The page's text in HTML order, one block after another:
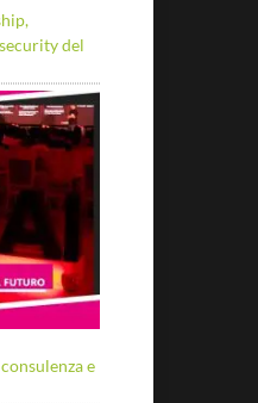
del
e